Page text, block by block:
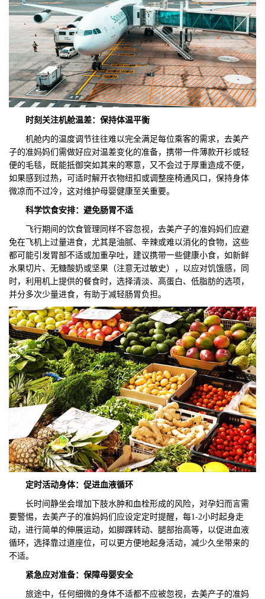
时刻关注机舱温差：保持体温平衡
机舱内的温度调节往往难以完全满足每位乘客的需求，去美产
子的准妈妈们需做好应对温差变化的准备，携带一件薄款开衫或轻
便的毛毯，既能抵御突如其来的寒意，又不会过于厚重造成不便，
如果感到过热，可适时解开衣物纽扣或调整座椅通风口，保持身体
微凉而不过冷，这对维护母婴健康至关重要。
科学饮食安排：避免肠胃不适
飞行期间的饮食管理同样不容忽视，去美产子的准妈妈们应避
免在飞机上过量进食，尤其是油腻、辛辣或难以消化的食物，这些
都可能引发胃部不适或加重孕吐，建议携带一些健康小食，如新鲜
水果切片、无糖酸奶或坚果（注意无过敏史），以应对饥饿感，同
时，利用机上提供的餐食时，选择清淡、高蛋白、低脂肪的选项，
并分多次少量进食，有助于减轻肠胃负担。
定时活动身体：促进血液循环
长时间静坐会增加下肢水肿和血栓形成的风险，对孕妇而言需
要警惕，去美产子的准妈妈们应设定定时提醒，每1-2小时起身走
动，进行简单的伸展运动，如脚踝转动、腿部抬高等，以促进血液
循环，选择靠过道座位，可以更方便地起身活动，减少久坐带来的
不适。
紧急应对准备：保障母婴安全
旅途中，任何细微的身体不适都不应被忽视，去美产子的准妈